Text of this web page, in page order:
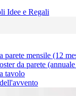
Idee e Regali
parete mensile (12
da parete
tavolo